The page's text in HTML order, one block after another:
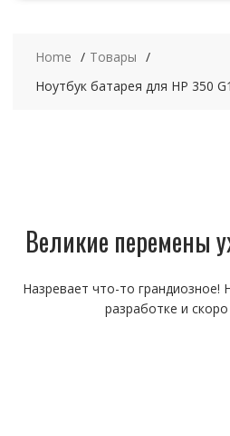
Home
Товары
Ноутбук батарея для HP 350
Великие перемены
Назревает что-то грандиозное!
разработке и